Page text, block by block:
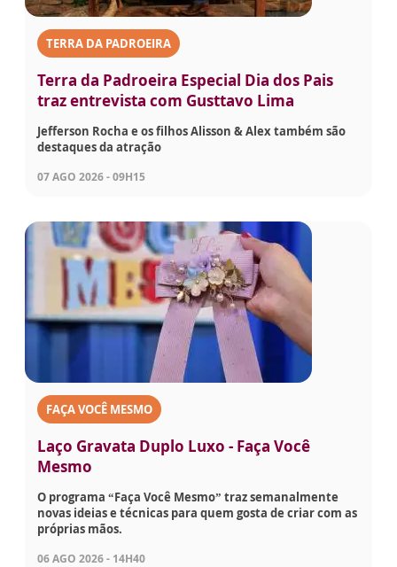
TERRA DA PADROEIRA
Terra da Padroeira Especial Dia dos Pais
traz entrevista com Gusttavo Lima
Jefferson Rocha e os filhos Alisson & Alex também são
destaques da atração
07 AGO 2026 - 09H15
FAÇA VOCÊ MESMO
Laço Gravata Duplo Luxo - Faça Você
Mesmo
O programa “Faça Você Mesmo” traz semanalmente
novas ideias e técnicas para quem gosta de criar com as
próprias mãos.
06 AGO 2026 - 14H40